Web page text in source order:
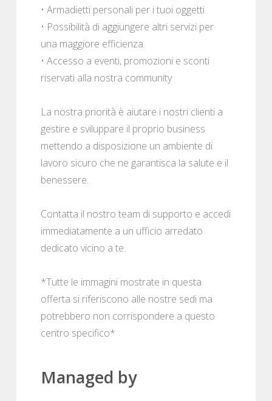
• Armadietti personali per i tuoi oggetti
• Possibilità di aggiungere altri servizi per
una maggiore efficienza
• Accesso a eventi, promozioni e sconti
riservati alla nostra community
La nostra priorità è aiutare i nostri clienti a
gestire e sviluppare il proprio business
mettendo a disposizione un ambiente di
lavoro sicuro che ne garantisca la salute e il
benessere.
Contatta il nostro team di supporto e accedi
immediatamente a un ufficio arredato
dedicato vicino a te.
*Tutte le immagini mostrate in questa
offerta si riferiscono alle nostre sedi ma
potrebbero non corrispondere a questo
centro specifico*
Managed by